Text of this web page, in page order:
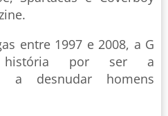
entre 1997 e 2008, a G
por ser a
a desnudar homens